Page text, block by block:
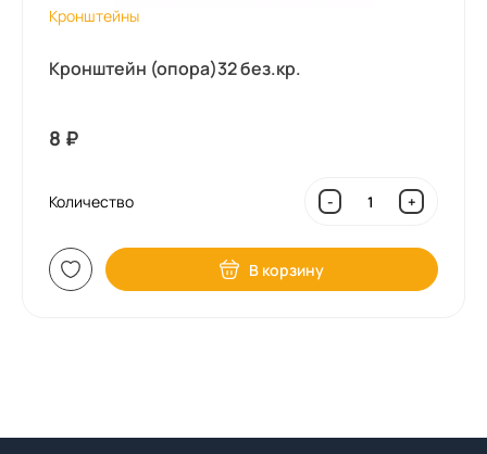
Кронштейны
Кронштейн (опора)32 без.кр.
8 ₽
Количество - +
В корзину